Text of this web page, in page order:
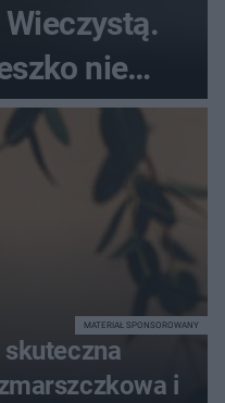
nie
i
MATERIAŁ SPONSOROWANY